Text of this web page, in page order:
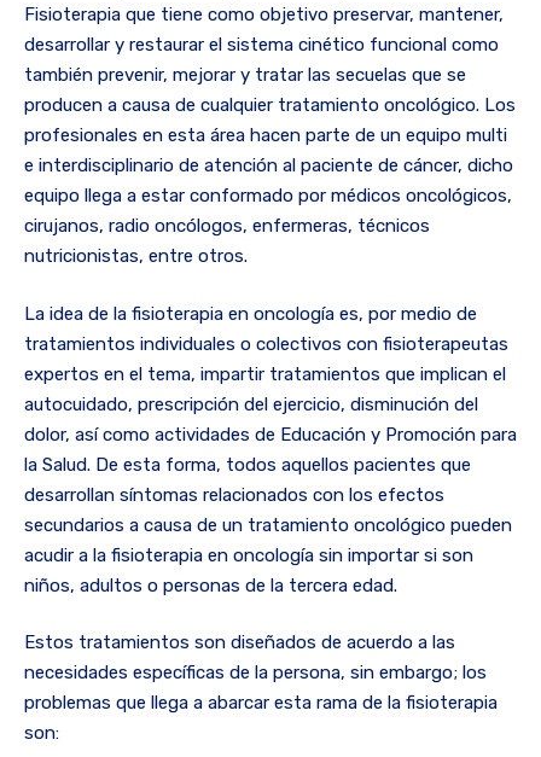
Fisioterapia que tiene como objetivo preservar, mantener,
desarrollar y restaurar el sistema cinético funcional como
también prevenir, mejorar y tratar las secuelas que se
producen a causa de cualquier tratamiento oncológico. Los
profesionales en esta área hacen parte de un equipo multi
e interdisciplinario de atención al paciente de cáncer, dicho
equipo llega a estar conformado por médicos oncológicos,
cirujanos, radio oncólogos, enfermeras, técnicos
nutricionistas, entre otros.
La idea de la fisioterapia en oncología es, por medio de
tratamientos individuales o colectivos con fisioterapeutas
expertos en el tema, impartir tratamientos que implican el
autocuidado, prescripción del ejercicio, disminución del
dolor, así como actividades de Educación y Promoción para
la Salud. De esta forma, todos aquellos pacientes que
desarrollan síntomas relacionados con los efectos
secundarios a causa de un tratamiento oncológico pueden
acudir a la fisioterapia en oncología sin importar si son
niños, adultos o personas de la tercera edad.
Estos tratamientos son diseñados de acuerdo a las
necesidades específicas de la persona, sin embargo; los
problemas que llega a abarcar esta rama de la fisioterapia
son: